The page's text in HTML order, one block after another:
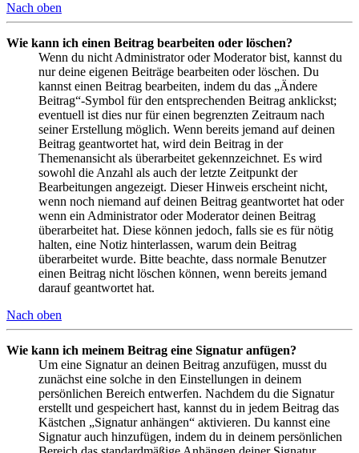
Nach oben
Wie kann ich einen Beitrag bearbeiten oder löschen?
Wenn du nicht Administrator oder Moderator bist, kannst du
nur deine eigenen Beiträge bearbeiten oder löschen. Du
kannst einen Beitrag bearbeiten, indem du das „Ändere
Beitrag“-Symbol für den entsprechenden Beitrag anklickst;
eventuell ist dies nur für einen begrenzten Zeitraum nach
seiner Erstellung möglich. Wenn bereits jemand auf deinen
Beitrag geantwortet hat, wird dein Beitrag in der
Themenansicht als überarbeitet gekennzeichnet. Es wird
sowohl die Anzahl als auch der letzte Zeitpunkt der
Bearbeitungen angezeigt. Dieser Hinweis erscheint nicht,
wenn noch niemand auf deinen Beitrag geantwortet hat oder
wenn ein Administrator oder Moderator deinen Beitrag
überarbeitet hat. Diese können jedoch, falls sie es für nötig
halten, eine Notiz hinterlassen, warum dein Beitrag
überarbeitet wurde. Bitte beachte, dass normale Benutzer
einen Beitrag nicht löschen können, wenn bereits jemand
darauf geantwortet hat.
Nach oben
Wie kann ich meinem Beitrag eine Signatur anfügen?
Um eine Signatur an deinen Beitrag anzufügen, musst du
zunächst eine solche in den Einstellungen in deinem
persönlichen Bereich entwerfen. Nachdem du die Signatur
erstellt und gespeichert hast, kannst du in jedem Beitrag das
Kästchen „Signatur anhängen“ aktivieren. Du kannst eine
Signatur auch hinzufügen, indem du in deinem persönlichen